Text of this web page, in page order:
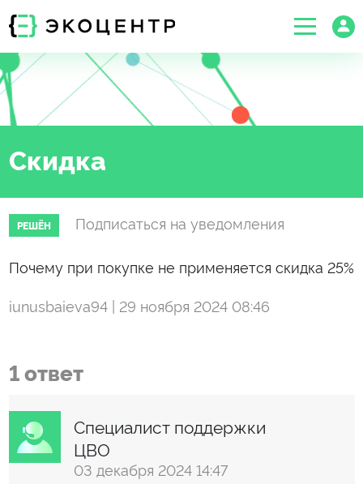
Скидка
РЕШЁН Подписаться на уведомления
Почему при покупке не применяется скидка 25%
iunusbaieva94 | 29 ноября 2024 08:46
1 ответ
Специалист поддержки
ЦВО
03 декабря 2024 14:47